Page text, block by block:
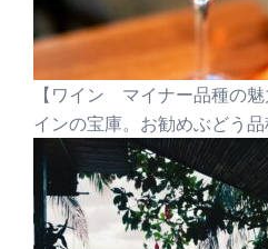
【ワイン マイナー品種の
インの宝庫。お勧めぶどう品